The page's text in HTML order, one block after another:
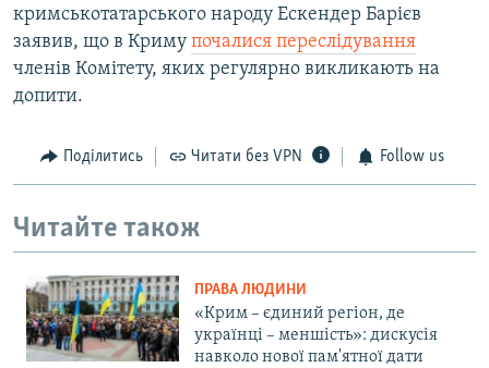
кримськотатарського народу Ескендер Барієв
заявив, що в Криму почалися переслідування
членів Комітету, яких регулярно викликають на
допити.
Поділитись Читати без VPN Follow us
Читайте також
ПРАВА ЛЮДИНИ
«Крим – єдиний регіон, де
українці – меншість»: дискусія
навколо нової пам'ятної дати